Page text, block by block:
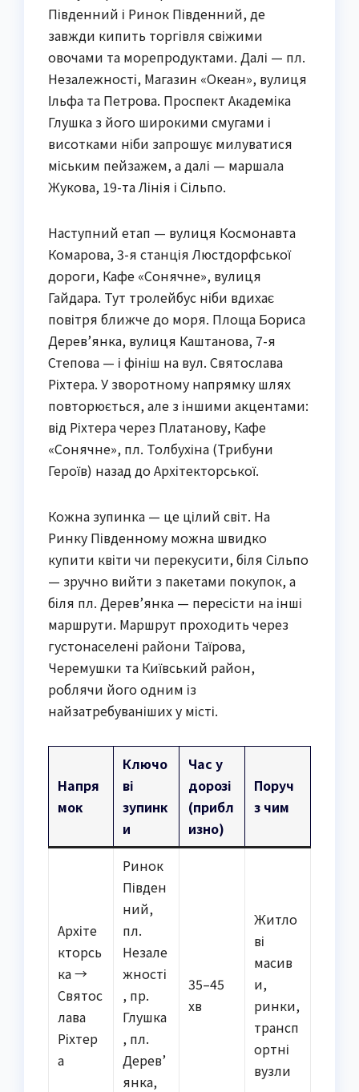
Південний і Ринок Південний, де
завжди кипить торгівля свіжими
овочами та морепродуктами. Далі — пл.
Незалежності, Магазин «Океан», вулиця
Ільфа та Петрова. Проспект Академіка
Глушка з його широкими смугами і
висотками ніби запрошує милуватися
міським пейзажем, а далі — маршала
Жукова, 19-та Лінія і Сільпо.
Наступний етап — вулиця Космонавта
Комарова, 3-я станція Люстдорфської
дороги, Кафе «Сонячне», вулиця
Гайдара. Тут тролейбус ніби вдихає
повітря ближче до моря. Площа Бориса
Дерев’янка, вулиця Каштанова, 7-я
Степова — і фініш на вул. Святослава
Ріхтера. У зворотному напрямку шлях
повторюється, але з іншими акцентами:
від Ріхтера через Платанову, Кафе
«Сонячне», пл. Толбухіна (Трибуни
Героїв) назад до Архітекторської.
Кожна зупинка — це цілий світ. На
Ринку Південному можна швидко
купити квіти чи перекусити, біля Сільпо
— зручно вийти з пакетами покупок, а
біля пл. Дерев’янка — пересісти на інші
маршрути. Маршрут проходить через
густонаселені райони Таїрова,
Черемушки та Київський район,
роблячи його одним із
найзатребуваніших у місті.
Напря
мок
Ключо
ві
зупинк
и
Час у
дорозі
(прибл
изно)
Поруч
з чим
Архіте
кторсь
ка →
Святос
лава
Ріхтер
а
Ринок
Півден
ний,
пл.
Незале
жності
, пр.
Глушка
, пл.
Дерев’
янка,
35–45
хв
Житло
ві
масив
и,
ринки,
трансп
ортні
вузли